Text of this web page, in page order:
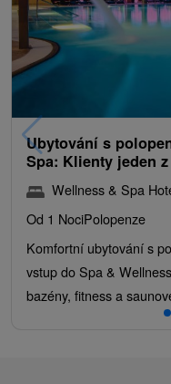
Ubytování s
Spa: Klienty jeden
Wellness & Spa
Od 1 NociPolopenze
Komfortní ubytování s
vstup do Spa &
bazény, fitness a